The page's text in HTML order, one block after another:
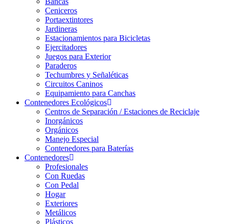
Ceniceros
Portaextintores
Jardineras
Estacionamientos para Bicicletas
Ejercitadores
Juegos para Exterior
Paraderos
Techumbres y Señaléticas
Circuitos Caninos
Equipamiento para Canchas
Contenedores Ecológicos
Centros de Separación / Estaciones de Reciclaje
Inorgánicos
Orgánicos
Manejo Especial
Contenedores para Baterías
Contenedores
Profesionales
Con Ruedas
Con Pedal
Hogar
Exteriores
Metálicos
Plásticos